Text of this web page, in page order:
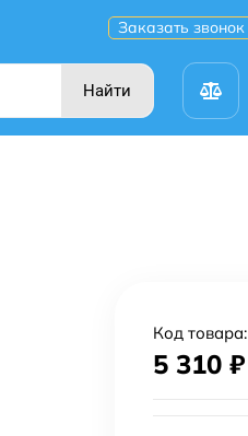
Заказать звонок
Найти
Код товара:
5 310 ₽